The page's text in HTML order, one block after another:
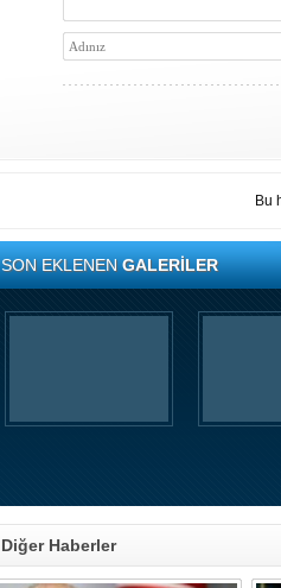
Bu
SON EKLENENGALERİLER
Diğer Haberler